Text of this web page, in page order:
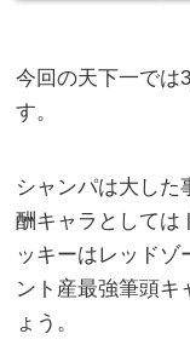
今回の天下一では
す。
シャンパは大した
酬キャラとしては
ッキーはレッド
ント産最強筆頭キ
ょう。